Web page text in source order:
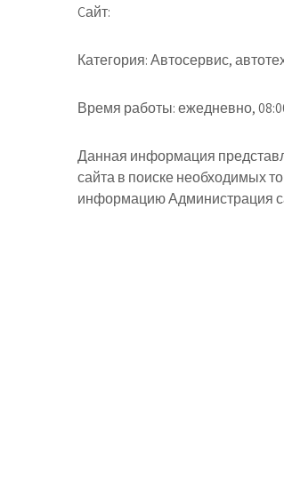
Cайт:
Категория:Автосервис,
Время работы:ежедневно,
Данная информация
сайта в поиске необходимых
информацию Администрация